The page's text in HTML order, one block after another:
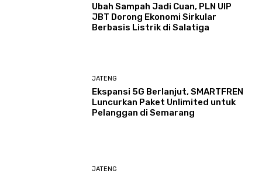
Ubah Sampah Jadi Cuan, PLN UIP
JBT Dorong Ekonomi Sirkular
Berbasis Listrik di Salatiga
JATENG
Ekspansi 5G Berlanjut, SMARTFREN
Luncurkan Paket Unlimited untuk
Pelanggan di Semarang
JATENG